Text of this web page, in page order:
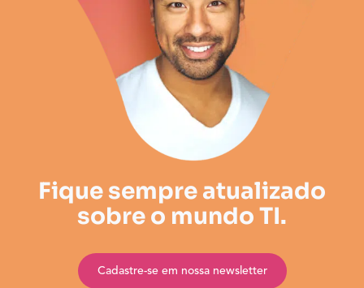
Fique sempre atualizado
sobre o mundo TI.
Cadastre-se em nossa newsletter